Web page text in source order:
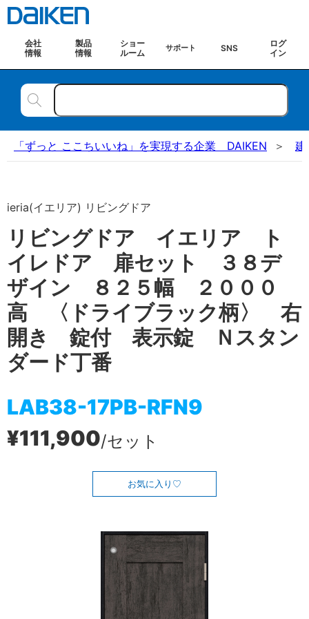
会社
情報
製品
情報
ショー
ルーム
サポート SNS
ログ
イン
「ずっと ここちいいね」を実現する企業 DAIKEN 建
ieria(イエリア) リビングドア
リビングドア イエリア ト
イレドア 扉セット ３８デ
ザイン ８２５幅 ２０００
高 〈ドライブラック柄〉 右
開き 錠付 表示錠 Ｎスタン
ダード丁番
LAB38-17PB-RFN9
¥111,900/セット
お気に入り